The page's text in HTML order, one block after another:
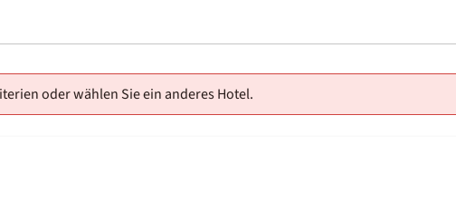
oder wählen Sie ein anderes Hotel.